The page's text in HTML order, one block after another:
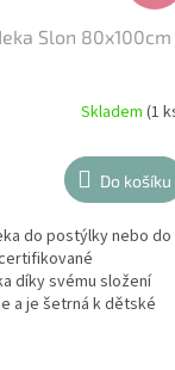
Slon 80x100cm
Skladem (1
Do košíku
do postýlky nebo do
díky svému složení
a je šetrná k dětské